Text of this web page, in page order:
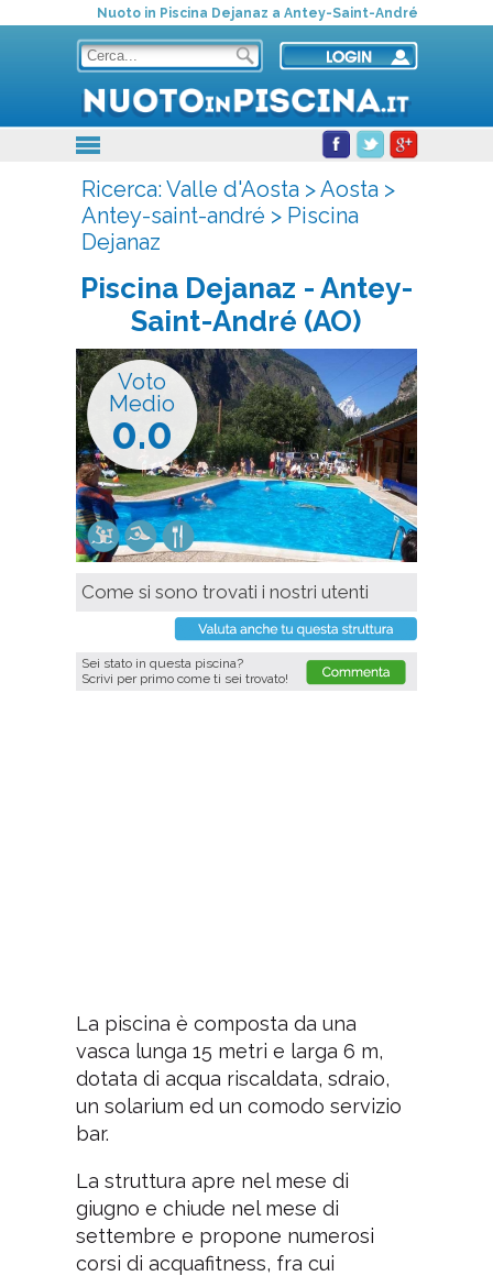
Nuoto in Piscina Dejanaz a Antey-Saint-André
Ricerca:Valle d'Aosta>Aosta>
Antey-saint-andré > Piscina
Dejanaz
Piscina Dejanaz - Antey-
Saint-André (AO)
Voto
Medio
0.0
Come si sono trovati i nostri utenti
Sei stato in questa piscina?
Scrivi per primo come ti sei trovato!
La piscina è composta da una
vasca lunga 15 metri e larga 6 m,
dotata di acqua riscaldata, sdraio,
un solarium ed un comodo servizio
bar.
La struttura apre nel mese di
giugno e chiude nel mese di
settembre e propone numerosi
corsi di acquafitness, fra cui